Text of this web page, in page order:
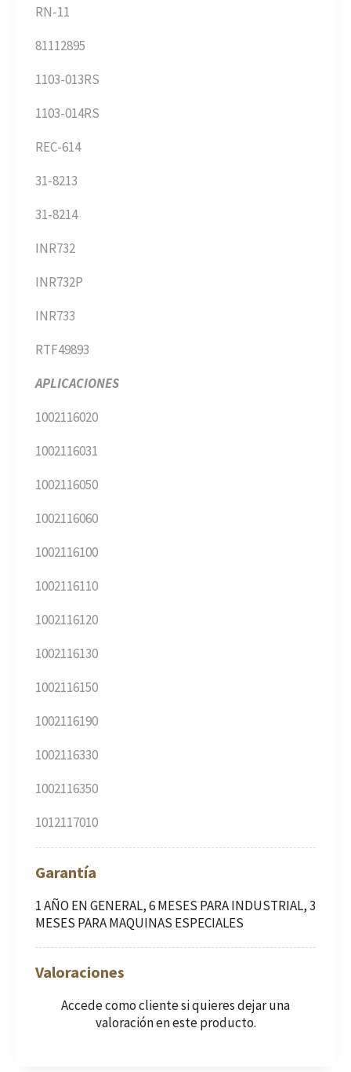
RN-11
81112895
1103-013RS
1103-014RS
REC-614
31-8213
31-8214
INR732
INR732P
INR733
RTF49893
APLICACIONES
1002116020
1002116031
1002116050
1002116060
1002116100
1002116110
1002116120
1002116130
1002116150
1002116190
1002116330
1002116350
1012117010
Garantía
1 AÑO EN GENERAL, 6 MESES PARA INDUSTRIAL, 3
MESES PARA MAQUINAS ESPECIALES
Valoraciones
Accede como clientesi quieres dejar una
valoración en este producto.